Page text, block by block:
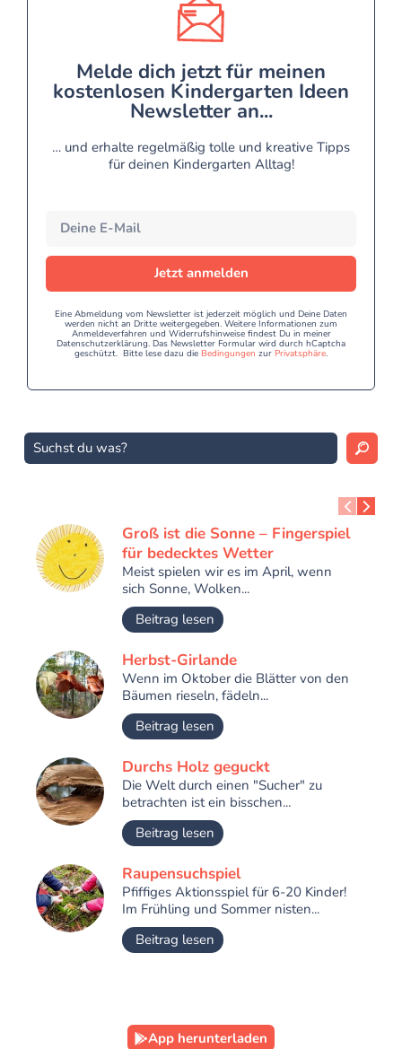
Melde dich jetzt für meinen
kostenlosen Kindergarten Ideen
Newsletter an...
… und erhalte regelmäßig tolle und kreative Tipps
für deinen Kindergarten Alltag!
Jetzt anmelden
Eine Abmeldung vom Newsletter ist jederzeit möglich und Deine Daten
werden nicht an Dritte weitergegeben. Weitere Informationen zum
Anmeldeverfahren und Widerrufshinweise findest Du in meiner
Datenschutzerklärung. Das Newsletter Formular wird durch hCaptcha
geschützt. Bitte lese dazu die Bedingungen zur Privatsphäre.
Groß ist die Sonne – Fingerspiel
für bedecktes Wetter
Meist spielen wir es im April, wenn
sich Sonne, Wolken...
Beitrag lesen
Herbst-Girlande
Wenn im Oktober die Blätter von den
Bäumen rieseln, fädeln...
Beitrag lesen
Durchs Holz geguckt
Die Welt durch einen "Sucher" zu
betrachten ist ein bisschen...
Beitrag lesen
Raupensuchspiel
Pfiffiges Aktionsspiel für 6-20 Kinder!
Im Frühling und Sommer nisten...
Beitrag lesen
App herunterladen